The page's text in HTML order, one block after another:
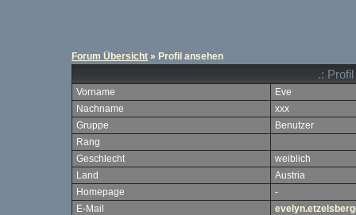
Forum Übersicht » Profil ansehen
.:
Vorname
Eve
Nachname
xxx
Gruppe
Benutzer
Rang
Geschlecht
weiblich
Land
Austria
Homepage
-
E-Mail